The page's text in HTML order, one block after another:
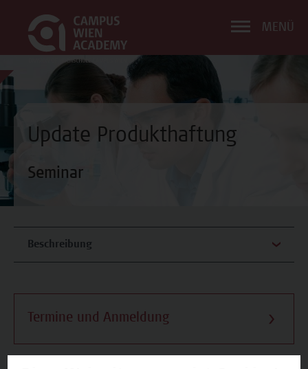
MENÜ
Update Produkthaftung
Seminar
Beschreibung
Termine und Anmeldung